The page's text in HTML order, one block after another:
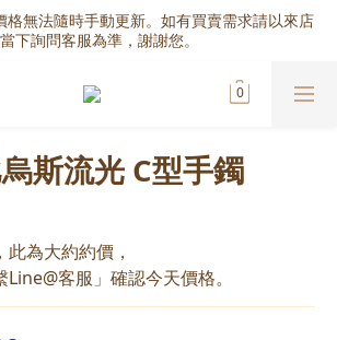
格無法隨時手動更新。如有買賣需求請以來店
下詢問客服為準，謝謝您。
斯流光 C型手鐲
為大約約價，
客服」確認今天價格。